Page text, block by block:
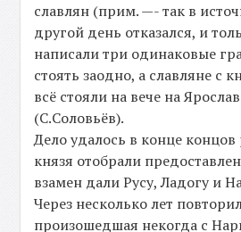
славлян (прим. —- так в
другой день отказался, и
написали три одинаковые
стоять заодно, а славляне с
всё стояли на вече на
(С.Соловьёв).
Дело удалось в конце
князя отобрали
взамен дали Русу, Ладогу и
Через несколько лет
произошедшая некогда с